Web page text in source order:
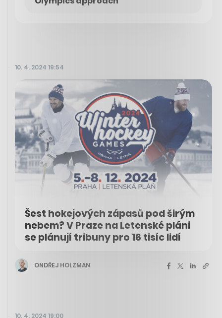
10. 4. 2024 19:54
Šest hokejových zápasů pod širým
nebem? V Praze na Letenské pláni
se plánují tribuny pro 16 tisíc lidí
ONDŘEJ HOLZMAN
10. 4. 2024 19:00